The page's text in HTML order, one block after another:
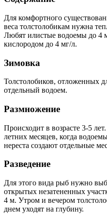
Для комфортного
веса толстолобикам нужна
Любят илистые водоемы до 4
кислородом до 4 мг/л.
Зимовка
Толстолобиков, отложенных
отдельный водоем.
Размножение
Происходит в возрасте 3-5
летних месяцев, когда
нереста создают отдельные
Разведение
Для этого вида рыб нужно
открытых незатененных
4 м. Утром и вечером
днем уходят на глубину.